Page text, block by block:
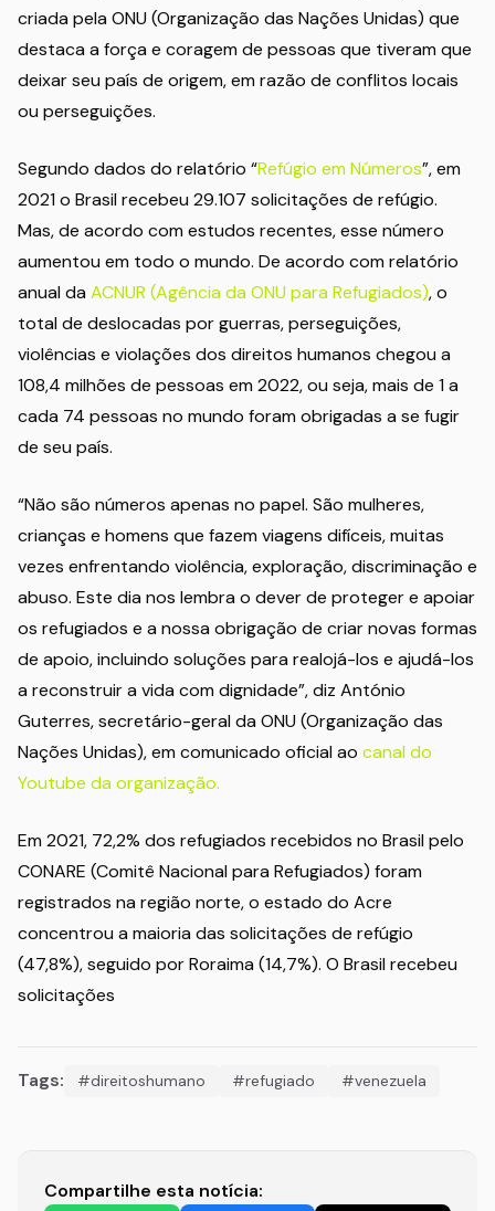
criada pela ONU (Organização das Nações Unidas) que
destaca a força e coragem de pessoas que tiveram que
deixar seu país de origem, em razão de conflitos locais
ou perseguições.
Segundo dados do relatório “Refúgio em Números”, em
2021 o Brasil recebeu 29.107 solicitações de refúgio.
Mas, de acordo com estudos recentes, esse número
aumentou em todo o mundo. De acordo com relatório
anual daACNUR (Agência da ONU para Refugiados), o
total de deslocadas por guerras, perseguições,
violências e violações dos direitos humanos chegou a
108,4 milhões de pessoas em 2022, ou seja, mais de 1 a
cada 74 pessoas no mundo foram obrigadas a se fugir
de seu país.
“Não são números apenas no papel. São mulheres,
crianças e homens que fazem viagens difíceis, muitas
vezes enfrentando violência, exploração, discriminação e
abuso. Este dia nos lembra o dever de proteger e apoiar
os refugiados e a nossa obrigação de criar novas formas
de apoio, incluindo soluções para realojá-los e ajudá-los
a reconstruir a vida com dignidade”, diz António
Guterres, secretário-geral da ONU (Organização das
Nações Unidas), em comunicado oficial ao canal do
Youtube da organização.
Em 2021, 72,2% dos refugiados recebidos no Brasil pelo
CONARE (Comitê Nacional para Refugiados) foram
registrados na região norte, o estado do Acre
concentrou a maioria das solicitações de refúgio
(47,8%), seguido por Roraima (14,7%). O Brasil recebeu
solicitações
Tags: #direitoshumano #refugiado #venezuela
Compartilhe esta notícia: